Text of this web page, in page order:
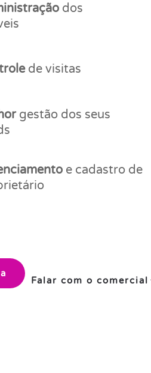
dos
de visitas
gestão dos seus
e cadastro de
Falar com o comercial